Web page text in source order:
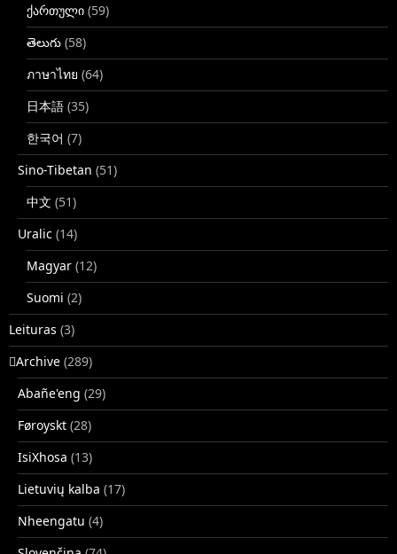
ქართული (59)
తెలుగు (58)
ภาษาไทย (64)
日本語 (35)
한국어 (7)
Sino-Tibetan (51)
中文 (51)
Uralic (14)
Magyar (12)
Suomi (2)
Leituras (3)
􏿽Archive (289)
Abañe'eng (29)
Føroyskt (28)
IsiXhosa (13)
Lietuvių kalba (17)
Nheengatu (4)